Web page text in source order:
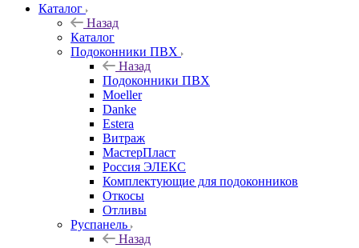
Каталог
Назад
Каталог
Подоконники ПВХ
Назад
Подоконники ПВХ
Moeller
Danke
Estera
Витраж
МастерПласт
Россия ЭЛЕКС
Комплектующие для подоконников
Откосы
Отливы
Руспанель
Назад